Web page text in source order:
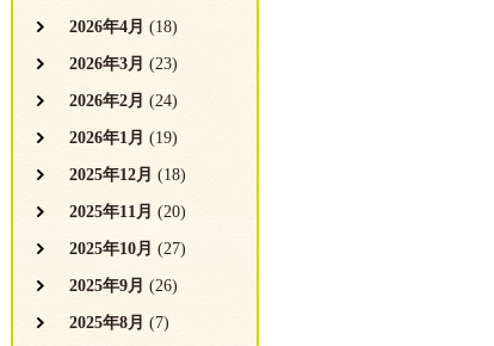
2026年4月 (18)
2026年3月 (23)
2026年2月 (24)
2026年1月 (19)
2025年12月 (18)
2025年11月 (20)
2025年10月 (27)
2025年9月 (26)
2025年8月 (7)